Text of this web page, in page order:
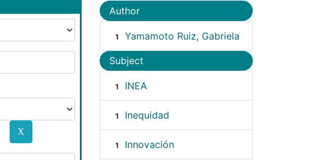
Author
1 Yamamoto Ruiz, Gabriela
Subject
1 INEA
1 Inequidad
1 Innovación